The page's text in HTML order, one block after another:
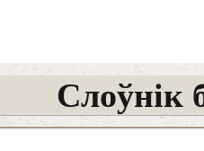
Слоўнік